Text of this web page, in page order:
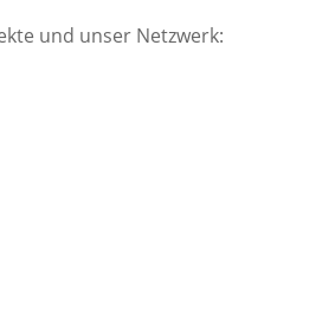
und unser Netzwerk: